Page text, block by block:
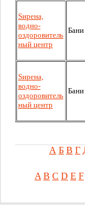
Sирена,
водно-
оздоровитель
ный центр
Sирена,
водно-
оздоровитель
ный центр
А Б В Г
A B C D E F